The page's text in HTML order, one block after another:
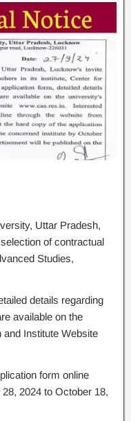
Uttar Pradesh,
of contractual
Studies,
details regarding
available on the
and Institute Website
form online
2024 to October 18,